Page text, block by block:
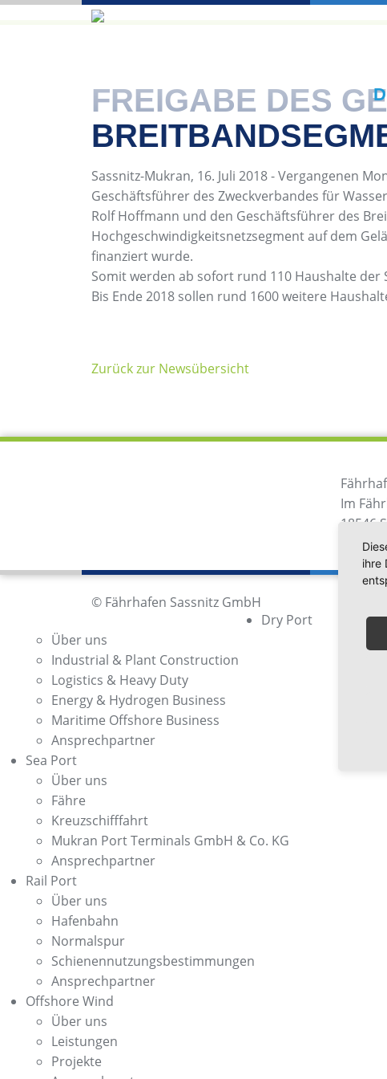
FREIGABE DES
Sassnitz-Mukran, 16. Juli 2018 - Vergangenen
Geschäftsführer des Zweckverbandes für
Rolf Hoffmann und den Geschäftsführer des
Hochgeschwindigkeitsnetzsegment auf dem
finanziert wurde.
Somit werden ab sofort rund 110 Haushalte
Bis Ende 2018 sollen rund 1600 weitere
Zurück zur Newsübersicht
Im
18546
© Fährhafen Sassnitz GmbH
Dry Port
Über uns
Industrial & Plant Construction
Logistics & Heavy Duty
Energy & Hydrogen Business
Maritime Offshore Business
Ansprechpartner
Sea Port
Über uns
Fähre
Kreuzschifffahrt
Mukran Port Terminals GmbH & Co. KG
Ansprechpartner
Rail Port
Über uns
Hafenbahn
Normalspur
Schienennutzungsbestimmungen
Ansprechpartner
Offshore Wind
Über uns
Leistungen
Projekte
ihre